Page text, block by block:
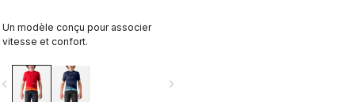
Un modèle conçu pour associer
vitesse et confort.
navigate_next